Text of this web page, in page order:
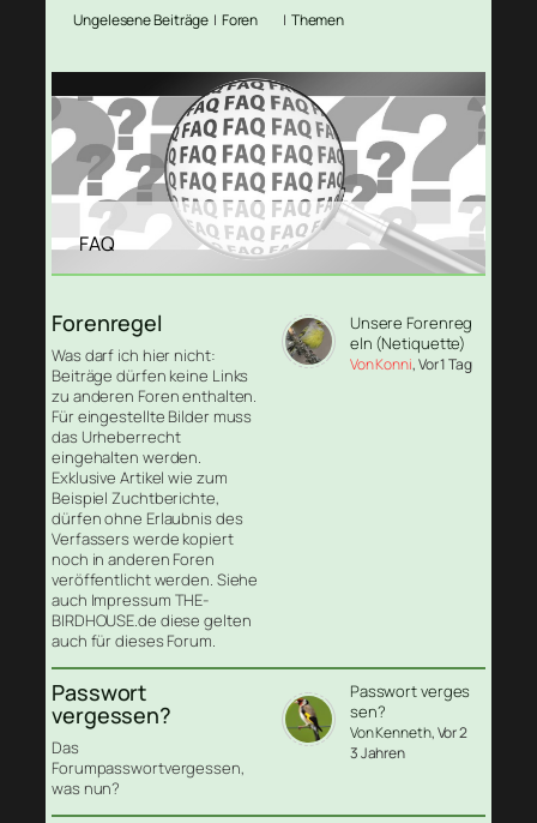
Ungelesene Beiträge | Foren | Themen
FAQ
Forenregel
Was darf ich hier nicht:
Beiträge dürfen keine Links
zu anderen Foren enthalten.
Für eingestellte Bilder muss
das Urheberrecht
eingehalten werden.
Exklusive Artikel wie zum
Beispiel Zuchtberichte,
dürfen ohne Erlaubnis des
Verfassers werde kopiert
noch in anderen Foren
veröffentlicht werden. Siehe
auch Impressum THE-
BIRDHOUSE.de diese gelten
auch für dieses Forum.
Unsere Forenreg
eln (Netiquette)
Von Konni, Vor 1 Tag
Passwort
vergessen?
Das
Forumpasswortvergessen,
was nun?
Passwort verges
sen?
Von Kenneth, Vor 2
3 Jahren